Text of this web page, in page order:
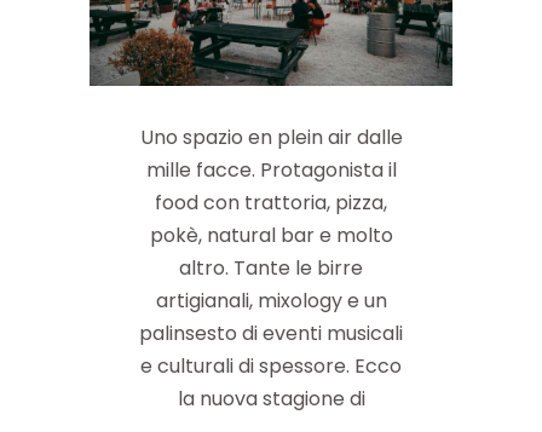
Uno spazio en plein air dalle
mille facce. Protagonista il
food con trattoria, pizza,
pokè, natural bar e molto
altro. Tante le birre
artigianali, mixology e un
palinsesto di eventi musicali
e culturali di spessore. Ecco
la nuova stagione di